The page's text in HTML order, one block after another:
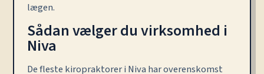
lægen.
Sådan vælger du virksomhed i
Niva
De fleste kiropraktorer i Niva har overenskomst